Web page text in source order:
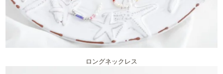
ロングネックレス